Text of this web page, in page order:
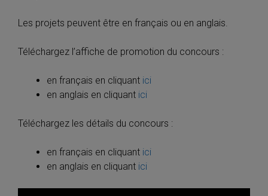
Les projets peuvent être en français ou en anglais.
Téléchargez l’affiche de promotion du concours :
en français en cliquant ici
en anglais en cliquant ici
Téléchargez les détails du concours :
en français en cliquant ici
en anglais en cliquant ici